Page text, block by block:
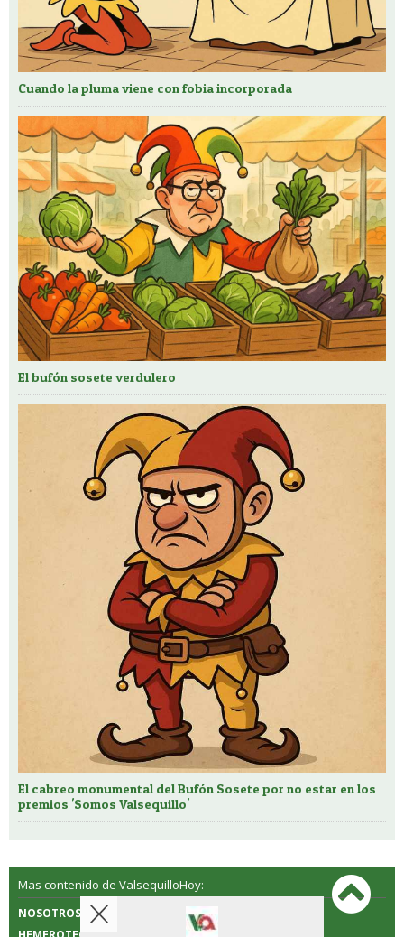
Cuando la pluma viene con fobia incorporada
El bufón sosete verdulero
El cabreo monumental del Bufón Sosete por no estar en los
premios 'Somos Valsequillo'
Mas contenido de ValsequilloHoy:
NOSOTROS
CONTACTO